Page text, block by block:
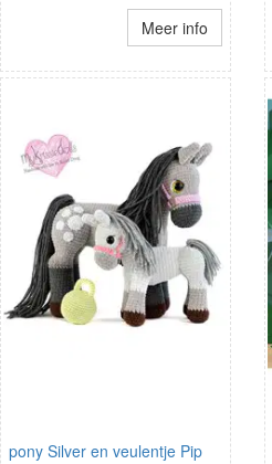
Meer info
pony Silver en veulentje Pip